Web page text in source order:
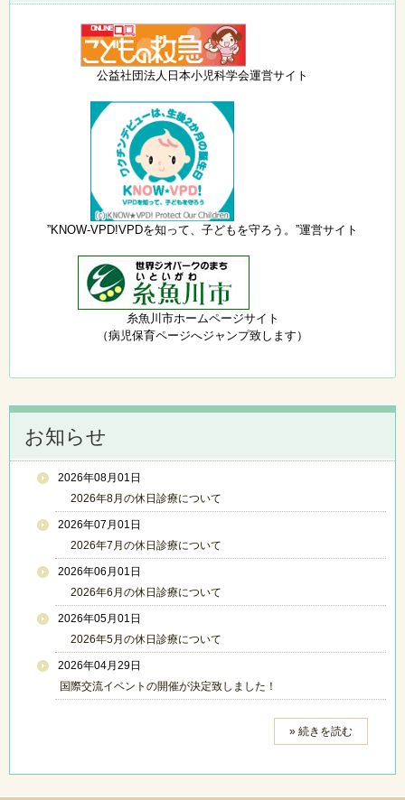
公益社団法人日本小児科学会運営サイト
”KNOW-VPD!VPDを知って、子どもを守ろう。”運営サイト
糸魚川市ホームページサイト
（病児保育ページへジャンプ致します）
お知らせ
2026年08月01日
2026年8月の休日診療について
2026年07月01日
2026年7月の休日診療について
2026年06月01日
2026年6月の休日診療について
2026年05月01日
2026年5月の休日診療について
2026年04月29日
国際交流イベントの開催が決定致しました！
» 続きを読む